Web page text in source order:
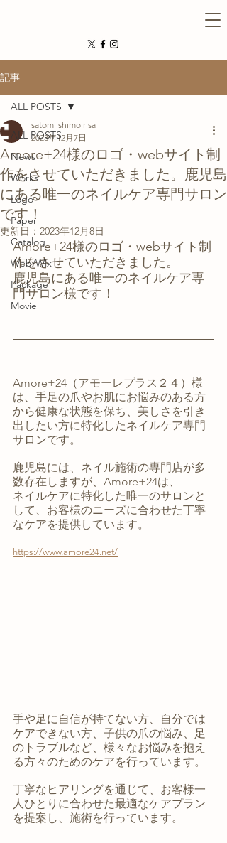
記事
ALL POSTS
News
Works
Logo
Paper
Catalog
Web/Wix
Package
Movie
ALL POSTS
Amore+24様のロゴ・webサイト制
作をさせていただきました。鹿児島
にある唯一のネイルケア専門サロン
です！
satomi shimoirisa
2023年12月7日
更新日： 2023年12月8日
Amore+24様のロゴ・webサイト制
作をさせていただきました。
鹿児島にある唯一のネイルケア専
門サロン様です！
Amore+24（アモーレプラス２４）様
は、手足の爪やお肌にお悩みのある方
から健康な状態を保ち、美しさを引き
出したい方に特化したネイルケア専門
サロンです。
鹿児島には、ネイル施術の専門店が多
数存在しますが、Amore+24は、
ネイルケアに特化した唯一のサロンと
して、お客様のニーズに合わせた丁寧
なケアを提供しています。
https://www.amore24.net/
手や足に自信が持てない方、自分では
ケアできない方、子供の爪の悩み、足
のトラブルなど、様々なお悩みを抱え
る方々のためのケアを行っています。
丁寧なヒアリングを通じて、お客様一
人ひとりに合わせた最適なケアプラン
を提案し、施術を行っています。